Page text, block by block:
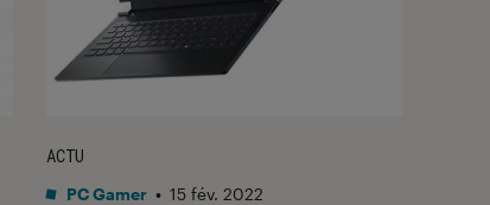
ACTU
PC Gamer • 15 fév. 2022